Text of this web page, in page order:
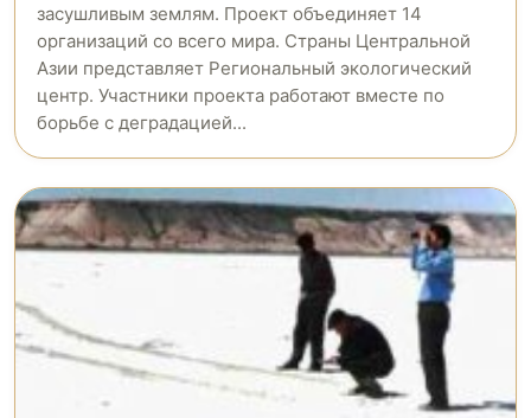
засушливым землям. Проект объединяет 14
организаций со всего мира. Страны Центральной
Азии представляет Региональный экологический
центр. Участники проекта работают вместе по
борьбе с деградацией...